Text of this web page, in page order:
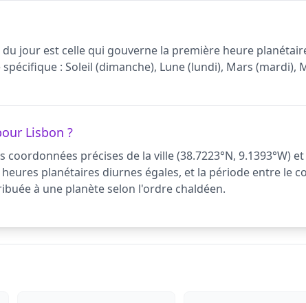
jour est celle qui gouverne la première heure
: Soleil (dimanche), Lune (lundi), Mars (mardi),
Lisbon ?
précises de la ville (38.7223°N, 9.1393°W)
planétaires diurnes égales, et la période entre le
à une planète selon l'ordre chaldéen.